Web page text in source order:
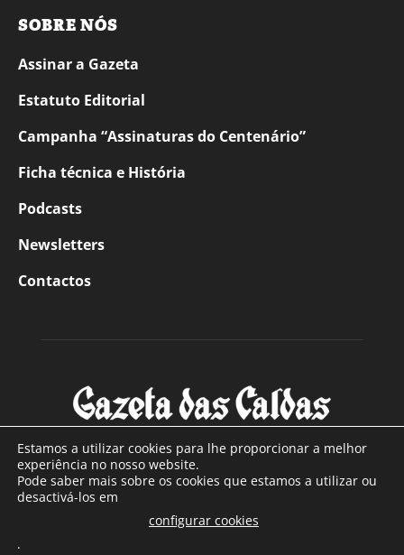
SOBRE NÓS
Assinar a Gazeta
Estatuto Editorial
Campanha “Assinaturas do Centenário”
Ficha técnica e História
Podcasts
Newsletters
Contactos
SOBRE NÓS
Com sede nas Caldas da Rainha e mais de 90 anos de
Estamos a utilizar cookies para lhe proporcionar a melhor
experiência no nosso website.
Pode saber mais sobre os cookies que estamos a utilizar ou
desactivá-los em
configurar cookies
.